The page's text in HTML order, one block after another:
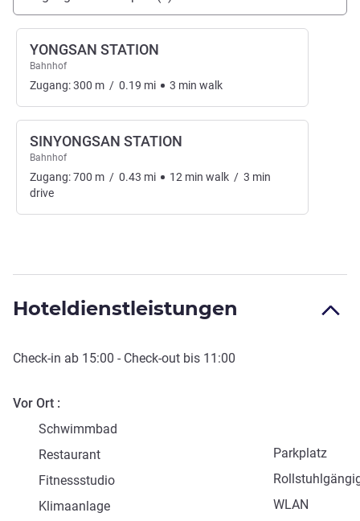
YONGSAN STATION
Bahnhof
Zugang:300 m / 0.19 mi 3 min walk
SINYONGSAN STATION
Bahnhof
Zugang:700 m / 0.43 mi 12 min walk / 3 min
drive
Hoteldienstleistungen
Check-in ab 15:00 - Check-out bis 11:00
Vor Ort
Schwimmbad
Parkplatz
Restaurant
Fitnessstudio
WLAN
Klimaanlage